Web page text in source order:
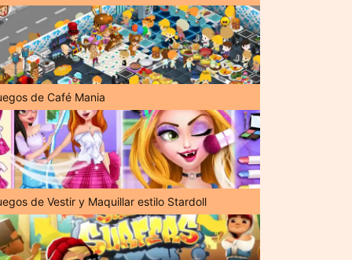
de Café Mania
de Vestir y Maquillar estilo Stardoll